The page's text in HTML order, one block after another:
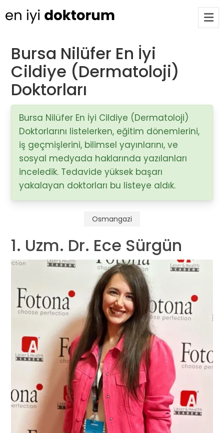
Op. Dr. Ayşecan Enmutlu
Adana / Seyhan
Doç. Dr. Songül Alemdaroğlu
Adana / Seyhan
Tüm Doktorlar
Tüm doktorları göster
Bursa Nilüfer En İyi
Cildiye (Dermatoloji)
Doktorları
Bursa Nilüfer En İyi Cildiye (Dermatoloji)
Doktorlarını listelerken, eğitim dönemlerini,
iş geçmişlerini, bilimsel yayınlarını, ve
sosyal medyada haklarında yazılanları
inceledik. Tedavide yüksek başarı
yakalayan doktorları bu listeye aldık.
Osmangazi
1. Uzm. Dr. Ece Sürgün